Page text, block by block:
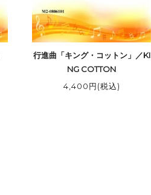
行進曲「キング・コットン」／KI
NG COTTON
4,400円(税込)